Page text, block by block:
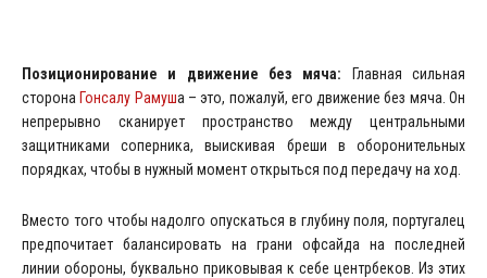
Позиционирование и движение без мяча: Главная сильная
сторона Гонсалу Рамуша – это, пожалуй, его движение без мяча. Он
непрерывно сканирует пространство между центральными
защитниками соперника, выискивая бреши в оборонительных
порядках, чтобы в нужный момент открыться под передачу на ход.
Вместо того чтобы надолго опускаться в глубину поля, португалец
предпочитает балансировать на грани офсайда на последней
линии обороны, буквально приковывая к себе центрбеков. Из этих